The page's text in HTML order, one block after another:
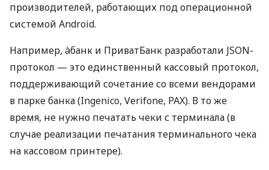
производителей, работающих под операционной
системой Android.
Например, àбанк и ПриватБанк разработали JSON-
протокол — это единственный кассовый протокол,
поддерживающий сочетание со всеми вендорами
в парке банка (Ingenico, Verifone, PAX). В то же
время, не нужно печатать чеки с терминала (в
случае реализации печатания терминального чека
на кассовом принтере).